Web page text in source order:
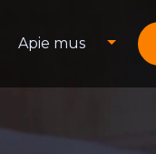
Apie mus